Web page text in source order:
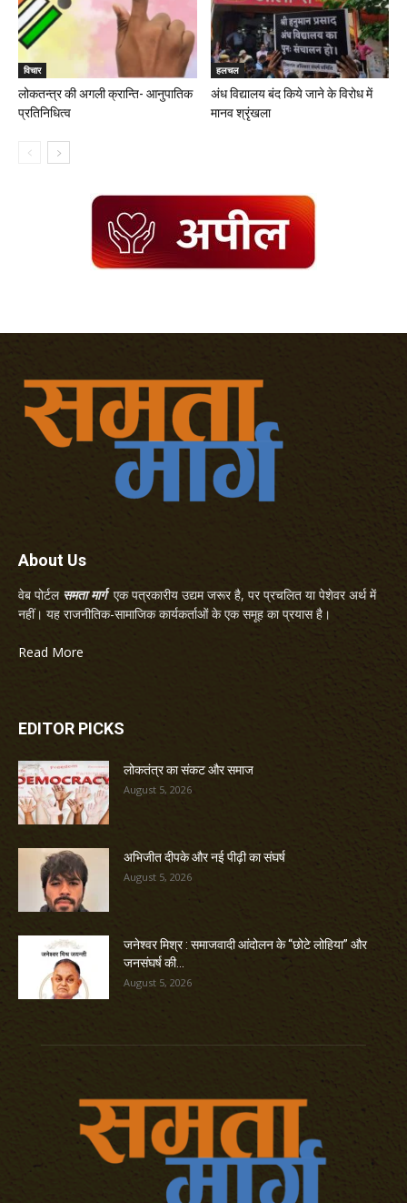
विचार
लोकतन्त्र की अगली क्रान्ति- आनुपातिक
प्रतिनिधित्व
हलचल
अंध विद्यालय बंद किये जाने के विरोध में
मानव श्रृंखला
About Us
वेब पोर्टल समता मार्गएक पत्रकारीय उद्यम जरूर है, पर प्रचलित या पेशेवर अर्थ में
नहीं। यह राजनीतिक-सामाजिक कार्यकर्ताओं के एक समूह का प्रयास है।
Read More
EDITOR PICKS
लोकतंत्र का संकट और समाज
August 5, 2026
अभिजीत दीपके और नई पीढ़ी का संघर्ष
August 5, 2026
जनेश्वर मिश्र : समाजवादी आंदोलन के “छोटे लोहिया” और
जनसंघर्ष की...
August 5, 2026